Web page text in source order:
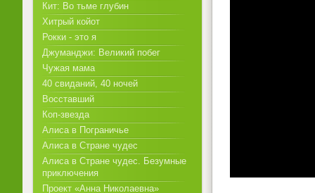
Кит: Во тьме глубин
Хитрый койот
Рокки - это я
Джуманджи: Великий побег
Чужая мама
40 свиданий, 40 ночей
Восставший
Коп-звезда
Алиса в Пограничье
Алиса в Стране чудес
Алиса в Стране чудес. Безумные
приключения
Проект «Анна Николаевна»